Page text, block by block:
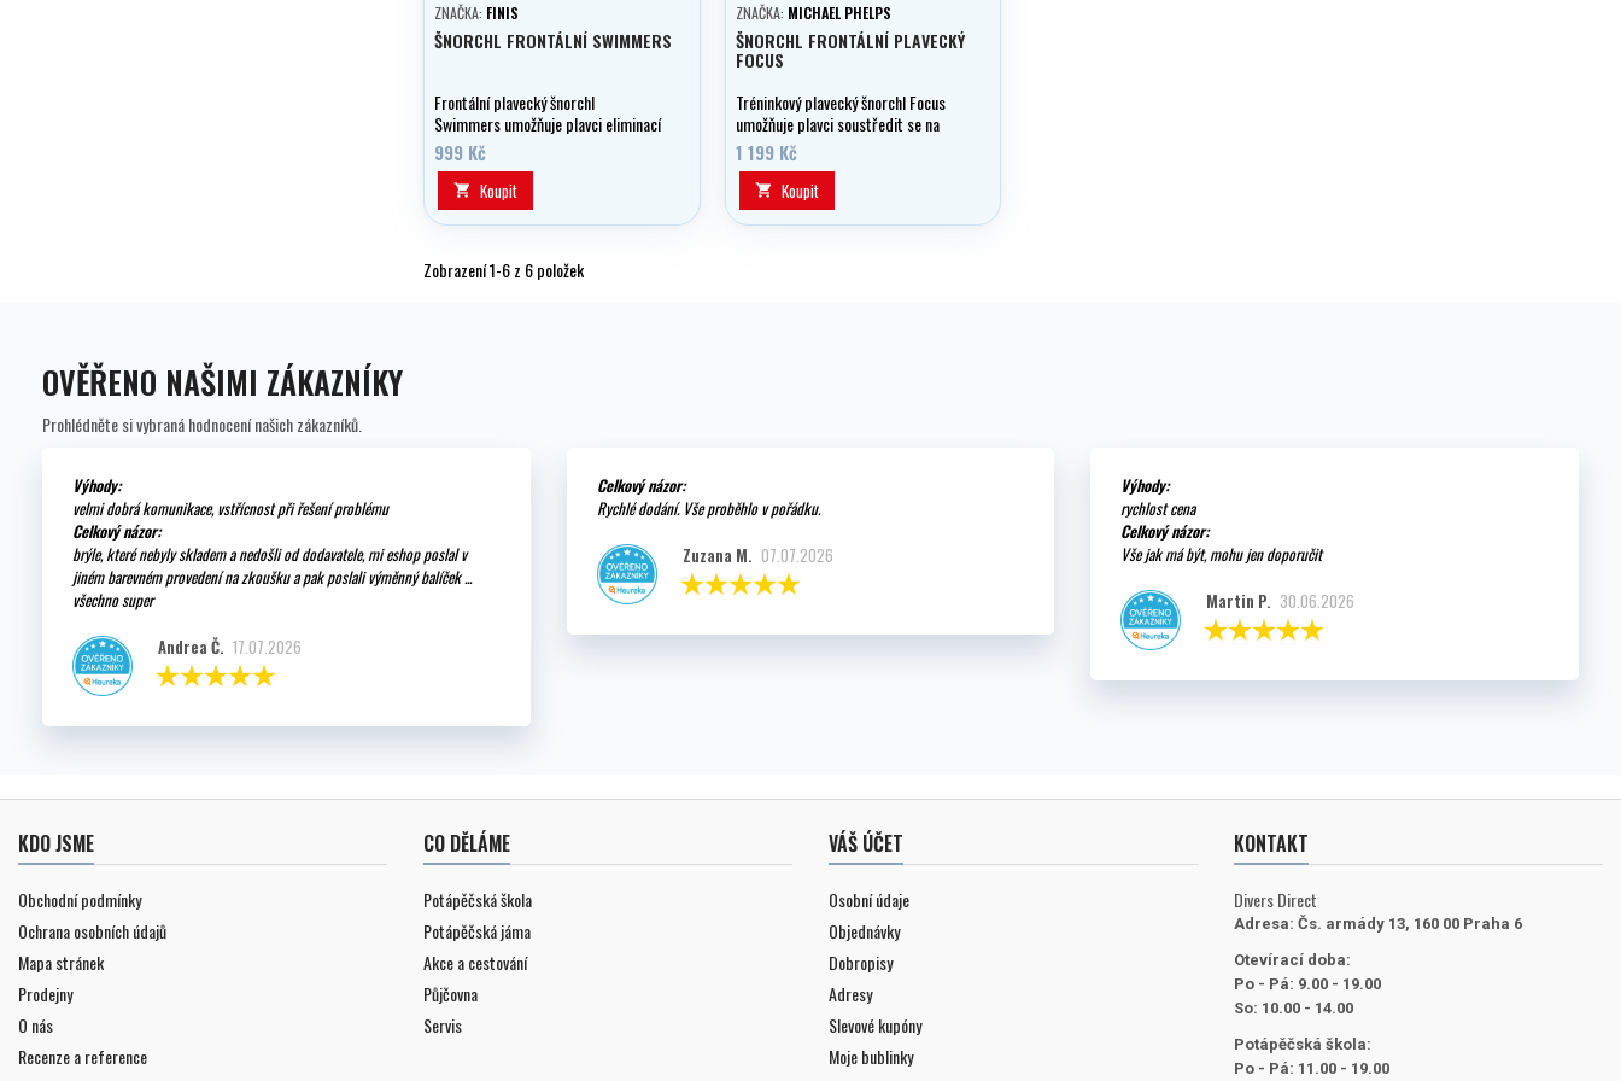
ZNAČKA: FINIS
ŠNORCHL FRONTÁLNÍ SWIMMERS
Frontální plavecký šnorchl
Swimmers umožňuje plavci eliminací
rotace dýchacího cyklu soustředit se
na rovnováhu těla, pozici hlavy a
techniku záběru.
999 Kč
 Koupit
ZNAČKA: MICHAEL PHELPS
ŠNORCHL FRONTÁLNÍ PLAVECKÝ
FOCUS
Tréninkový plavecký šnorchl Focus
umožňuje plavci soustředit se na
techniku záběru bez nutnosti
natáčet hlavu na stranu kvůli
dýchání.
1 199 Kč
 Koupit
Zobrazení 1-6 z 6 položek
OVĚŘENO NAŠIMI ZÁKAZNÍKY
Prohlédněte si vybraná hodnocení našich zákazníků.
Výhody:
velmi dobrá komunikace, vstřícnost při řešení problému
Celkový názor:
brýle, které nebyly skladem a nedošli od dodavatele, mi eshop poslal v
jiném barevném provedení na zkoušku a pak poslali výměnný balíček ...
všechno super
Andrea Č. 17.07.2026
Celkový názor:
Rychlé dodání. Vše proběhlo v pořádku.
Zuzana M. 07.07.2026
Výhody:
rychlost cena
Celkový názor:
Vše jak má být, mohu jen doporučit
Martin P. 30.06.2026
KDO JSME
Obchodní podmínky
Ochrana osobních údajů
Mapa stránek
Prodejny
O nás
Recenze a reference
CO DĚLÁME
Potápěčská škola
Potápěčská jáma
Akce a cestování
Půjčovna
Servis
VÁŠ ÚČET
Osobní údaje
Objednávky
Dobropisy
Adresy
Slevové kupóny
Moje bublinky
KONTAKT
Divers Direct
Adresa: Čs. armády 13, 160 00 Praha 6
Otevírací doba:
Po - Pá: 9.00 - 19.00
So: 10.00 - 14.00
Potápěčská škola:
Po - Pá: 11.00 - 19.00